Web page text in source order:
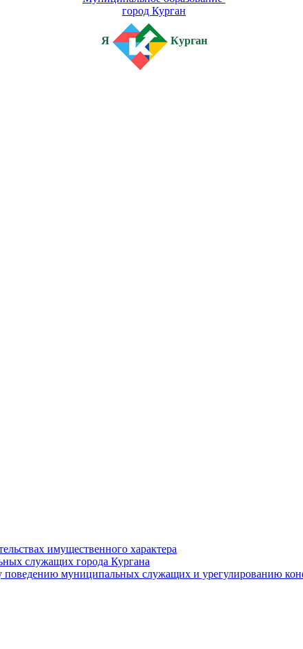
город Курган
Я Курган
имущественного характера
служащих города Кургана
муниципальных служащих и урегулированию